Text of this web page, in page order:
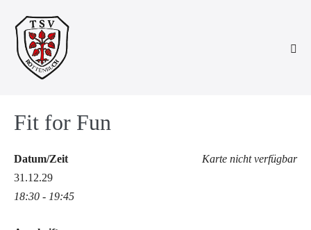
Inhalt
springen
Fit for Fun
Karte nicht verfügbar
Datum/Zeit
31.12.29
18:30 - 19:45